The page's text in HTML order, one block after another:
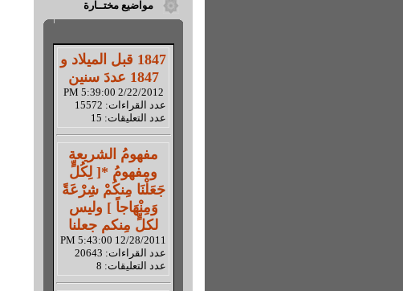
مواضيع مختــارة
1847 قبل الميلاد و
1847 عددَ سنين
2/22/2012 5:39:00 PM
عدد القراءات: 15572
عدد التعليقات: 15
مفهومُ الشريعة
ومفهومُ *[ لِكُلٍّ
جَعَلْنَا مِنكُمْ شِرْعَةً
وَمِنْهَاجاً ] وليس
لكلٍّ مِنكم جعلنا
12/28/2011 5:43:00 PM
عدد القراءات: 20643
عدد التعليقات: 8